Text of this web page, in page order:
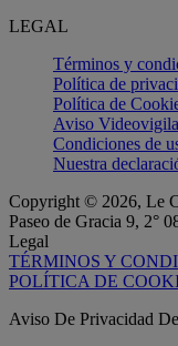
LEGAL
Términos y
Política de
Política de
Aviso
Condiciones de
Nuestra
Copyright © 2026, Le
Paseo de Gracia 9, 2°
Legal
TÉRMINOS Y
POLÍTICA DE
Aviso De Privacidad